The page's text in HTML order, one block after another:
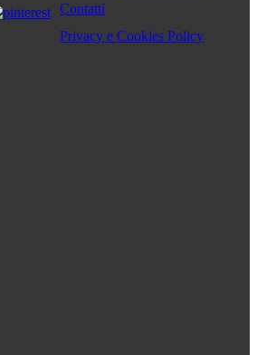
Contatti
Privacy e Cookies Policy